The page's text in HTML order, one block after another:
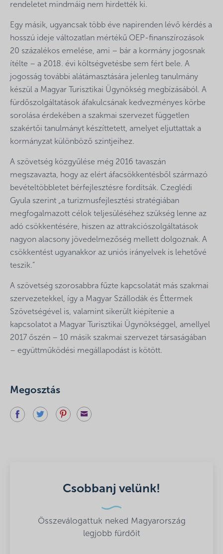
rendeletet mindmáig nem hirdették ki.
Egy másik, ugyancsak több éve napirenden lévő kérdés a
hosszú ideje változatlan mértékű OEP-finanszírozások
20 százalékos emelése, ami – bár a kormány jogosnak
ítélte – a 2018. évi költségvetésbe sem fért bele. A
jogosság további alátámasztására jelenleg tanulmány
készül a Magyar Turisztikai Ügynökség megbízásából. A
fürdőszolgáltatások áfakulcsának kedvezményes körbe
sorolása érdekében a szakmai szervezet független
szakértői tanulmányt készíttetett, amelyet eljuttattak a
kormányzat különböző szintjeihez.
A szövetség közgyűlése még 2016 tavaszán
megszavazta, hogy az elért áfacsökkentésből származó
bevételtöbbletet bérfejlesztésre fordítsák. Czeglédi
Gyula szerint „a turizmusfejlesztési stratégiában
megfogalmazott célok teljesüléséhez szükség lenne az
adó csökkentésére, hiszen az attrakciószolgáltatások
nagyon alacsony jövedelmezőség mellett dolgoznak. A
csökkentést ugyanakkor az uniós irányelvek is lehetővé
teszik.”
A szövetség szorosabbra fűzte kapcsolatát más szakmai
szervezetekkel, így a Magyar Szállodák és Éttermek
Szövetségével is, valamint sikerült kiépítenie a
kapcsolatot a Magyar Turisztikai Ügynökséggel, amellyel
2017 őszén – 10 másik szakmai szervezet társaságában
– együttműködési megállapodást is kötött.
Megosztás
Csobbanj velünk!
Összeválogattuk neked Magyarország
legjobb fürdőit